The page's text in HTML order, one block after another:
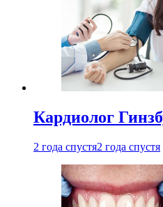
Кардиолог
2 года спустя2 года спустя